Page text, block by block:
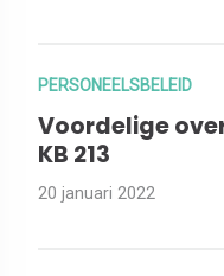
PERSONEELSBELEID
Voordelige
KB 213
20 januari 2022